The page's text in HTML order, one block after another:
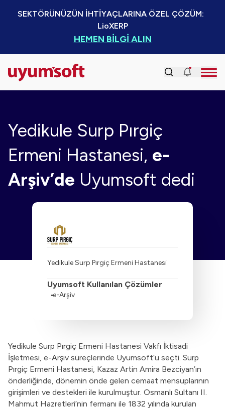
SEKTÖRÜNÜZÜN İHTİYAÇLARINA ÖZEL ÇÖZÜM:
LioXERP
HEMEN BİLGİ ALIN
Yedikule Surp Pırgiç
Ermeni Hastanesi, e-
Arşiv’de Uyumsoft dedi
Yedikule Surp Pırgiç Ermeni Hastanesi
Uyumsoft Kullanılan Çözümler
e-Arşiv
Yedikule Surp Pırgiç Ermeni Hastanesi Vakfı İktisadi
İşletmesi, e-Arşiv süreçlerinde Uyumsoft’u seçti. Surp
Pırgiç Ermeni Hastanesi, Kazaz Artin Amira Bezciyan’ın
önderliğinde, dönemin önde gelen cemaat mensuplarının
girişimleri ve destekleri ile kurulmuştur. Osmanlı Sultanı II.
Mahmut Hazretleri’nin fermanı ile 1832 yılında kurulan